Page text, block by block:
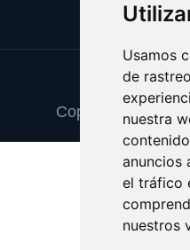
Usamos
de
nuestra
anuncios
el tráfico
nuestros
Update
Copyright © 2025